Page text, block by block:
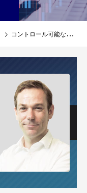
コントロール可能な事、不可能な事